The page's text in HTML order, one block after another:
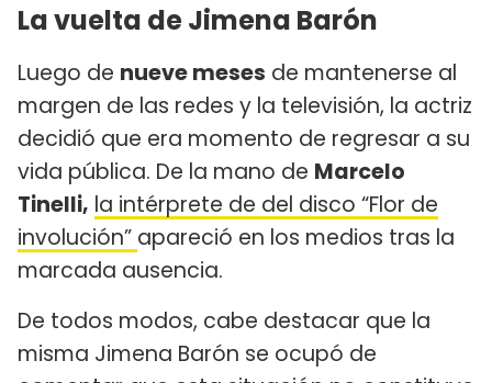
La vuelta de Jimena Barón
Luego de nueve meses de mantenerse al
margen de las redes y la televisión, la actriz
decidió que era momento de regresar a su
vida pública. De la mano de Marcelo
Tinelli, la intérprete de del disco “Flor de
involución” apareció en los medios tras la
marcada ausencia.
De todos modos, cabe destacar que la
misma Jimena Barón se ocupó de